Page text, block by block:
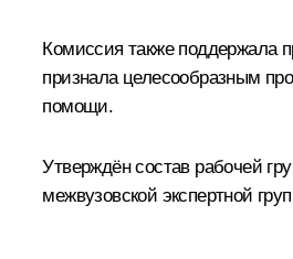
Комиссия также поддержала
признала целесообразным
помощи.
Утверждён состав рабочей
межвузовской экспертной